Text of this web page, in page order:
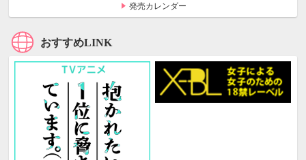
発売カレンダー
おすすめLINK